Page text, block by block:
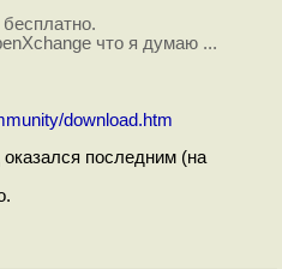
что я думаю ...
download.htm
последним (на